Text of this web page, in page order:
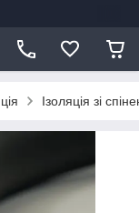
Ізоляція зі